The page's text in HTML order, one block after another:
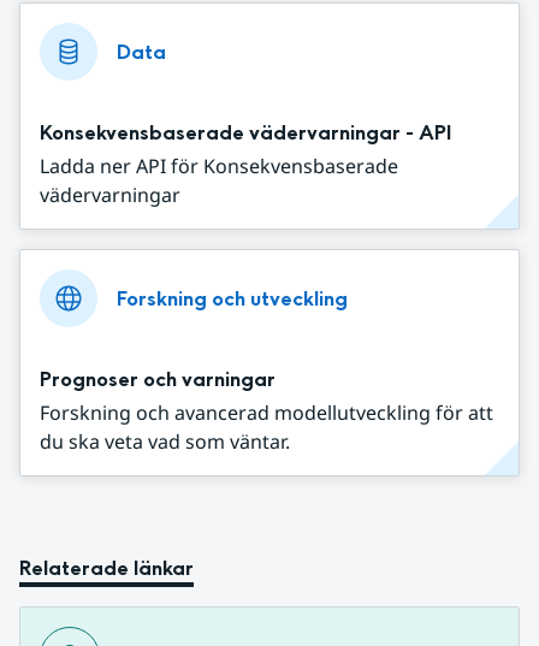
Data
Konsekvensbaserade vädervarningar - API
Ladda ner API för Konsekvensbaserade
vädervarningar
Forskning och utveckling
Prognoser och varningar
Forskning och avancerad modellutveckling för att
du ska veta vad som väntar.
Relaterade länkar